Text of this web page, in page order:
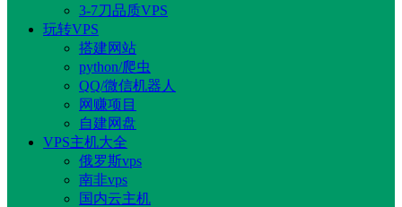
3-7刀品质VPS
玩转VPS
搭建网站
python/爬虫
QQ/微信机器人
网赚项目
自建网盘
VPS主机大全
俄罗斯vps
南非vps
国内云主机